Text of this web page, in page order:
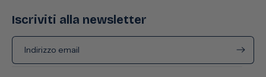
Iscriviti alla newsletter
Indirizzo email